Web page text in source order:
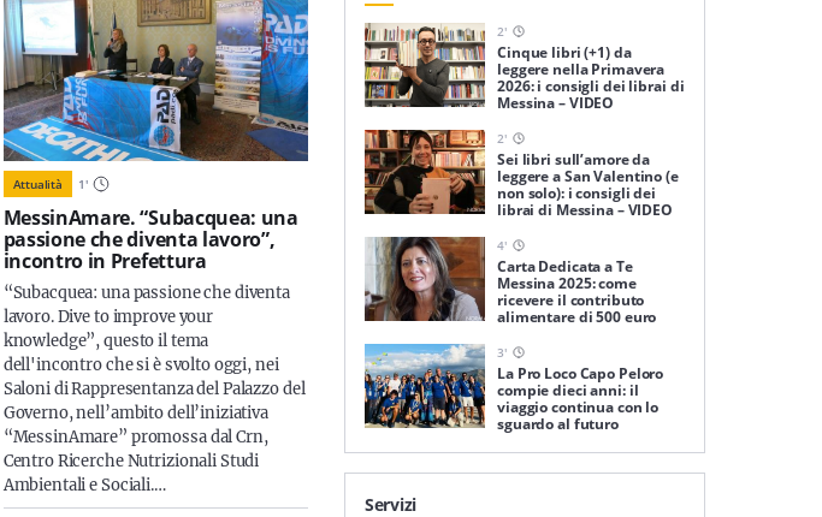
Attualità 1'
MessinAmare. “Subacquea: una
passione che diventa lavoro”,
incontro in Prefettura
“Subacquea: una passione che diventa
lavoro. Dive to improve your
knowledge”, questo il tema
dell'incontro che si è svolto oggi, nei
Saloni di Rappresentanza del Palazzo del
Governo, nell’ambito dell’iniziativa
“MessinAmare” promossa dal Crn,
Centro Ricerche Nutrizionali Studi
Ambientali e Sociali.…
2'
Cinque libri (+1) da
leggere nella Primavera
2026: i consigli dei librai di
Messina – VIDEO
2'
Sei libri sull’amore da
leggere a San Valentino (e
non solo): i consigli dei
librai di Messina – VIDEO
4'
Carta Dedicata a Te
Messina 2025: come
ricevere il contributo
alimentare di 500 euro
3'
La Pro Loco Capo Peloro
compie dieci anni: il
viaggio continua con lo
sguardo al futuro
Servizi